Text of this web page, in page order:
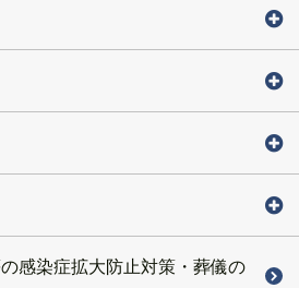
感染症拡大防止対策・葬儀の